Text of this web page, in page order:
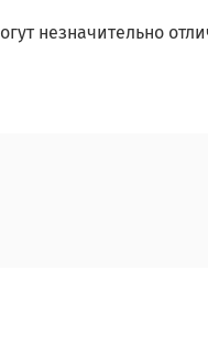
незначительно